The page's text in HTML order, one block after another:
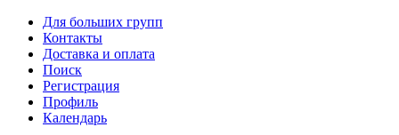
Для больших групп
Контакты
Доставка и оплата
Поиск
Регистрация
Профиль
Календарь